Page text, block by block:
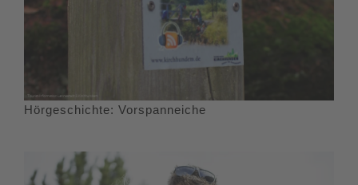
Hörgeschichte: Vorspanneiche